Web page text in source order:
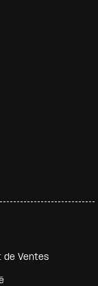
de Ventes